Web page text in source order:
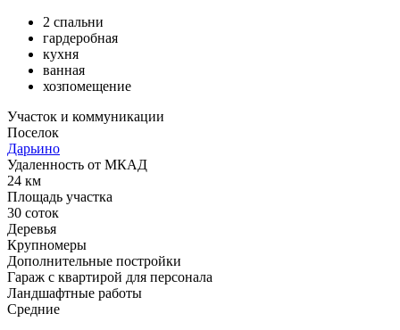
2 спальни
гардеробная
кухня
ванная
хозпомещение
Участок и коммуникации
Поселок
Дарьино
Удаленность от МКАД
24 км
Площадь участка
30 соток
Деревья
Крупномеры
Дополнительные постройки
Гараж с квартирой для персонала
Ландшафтные работы
Средние